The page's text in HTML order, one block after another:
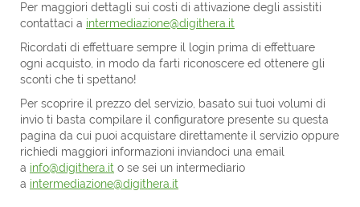
Per maggiori dettagli sui costi di attivazione degli assistiti
contattaci a intermediazione@digithera.it
Ricordati di effettuare sempre il login prima di effettuare
ogni acquisto, in modo da farti riconoscere ed ottenere gli
sconti che ti spettano!
Per scoprire il prezzo del servizio, basato sui tuoi volumi di
invio ti basta compilare il configuratore presente su questa
pagina da cui puoi acquistare direttamente il servizio oppure
richiedi maggiori informazioni inviandoci una email
a info@digithera.it o se sei un intermediario
a intermediazione@digithera.it